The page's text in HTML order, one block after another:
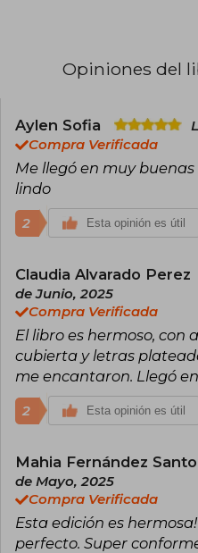
como editora
Meyer
Cinder
de escritura en
Opiniones del
Aylen Sofia
Compra Verificada
Me llegó en muy
lindo
2 Esta opinión es útil
Claudia Alvarado Perez
de Junio, 2025
Compra Verificada
El libro es hermoso, con
cubierta y letras
me encantaron. Llegó
2 Esta opinión es útil
Mahia Fernández
de Mayo, 2025
Compra Verificada
Esta edición es
perfecto. Super